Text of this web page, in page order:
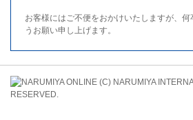
お客様にはご不便をおかけいたしますが、何
うお願い申し上げます。